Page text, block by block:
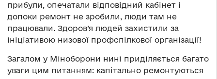
прибули, опечатали відповідний кабінет і
допоки ремонт не зробили, люди там не
працювали. Здоров’я людей захистили за
ініціативою низової профспілкової організації!
Загалом у Міноборони нині приділяється багато
уваги цим питанням: капітально ремонтуються